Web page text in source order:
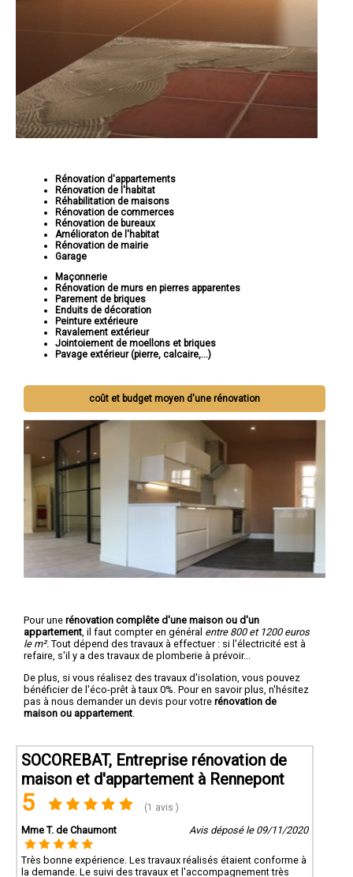
Rénovation d'appartements
Rénovation de l'habitat
Réhabilitation de maisons
Rénovation de commerces
Rénovation de bureaux
Amélioraton de l'habitat
Rénovation de mairie
Garage
Maçonnerie
Rénovation de murs en pierres apparentes
Parement de briques
Enduits de décoration
Peinture extérieure
Ravalement extérieur
Jointoiement de moellons et briques
Pavage extérieur (pierre, calcaire,...)
coût et budget moyen d'une rénovation
Pour une rénovation complête d'une maison ou d'un
appartement , il faut compter en général entre 800 et 1200 euros
le m². Tout dépend des travaux à effectuer : si l'électricité est à
refaire, s'il y a des travaux de plomberie à prévoir...
De plus, si vous réalisez des travaux d'isolation, vous pouvez
bénéficier de l'éco-prêt à taux 0%. Pour en savoir plus, n'hésitez
pas à nous demander un devis pour votre rénovation de
maison ou appartement
SOCOREBAT, Entreprise rénovation de
maison et d'appartement à Rennepont
5 (1 avis )
Mme T. de Chaumont Avis déposé le 09/11/2020
Très bonne expérience. Les travaux réalisés étaient conforme à
la demande. Le suivi des travaux et l'accompagnement très